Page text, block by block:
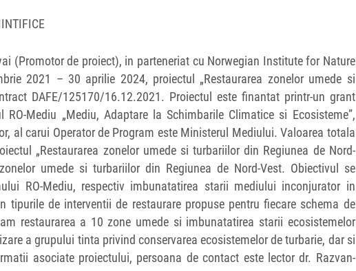
(Promotor de proiect), in parteneriat cu Norwegian Institute for Nature
2021 – 30 aprilie 2024, proiectul „Restaurarea zonelor umede si
DAFE/125170/16.12.2021. Proiectul este finantat printr-un grant
Mediu „Mediu, Adaptare la Schimbarile Climatice si Ecosisteme”,
al carui Operator de Program este Ministerul Mediului. Valoarea totala
„Restaurarea zonelor umede si turbariilor din Regiunea de Nord-
umede si turbariilor din Regiunea de Nord-Vest. Obiectivul se
RO-Mediu, respectiv imbunatatirea starii mediului inconjurator in
tipurile de interventii de restaurare propuse pentru fiecare schema de
restaurarea a 10 zone umede si imbunatatirea starii ecosistemelor
a grupului tinta privind conservarea ecosistemelor de turbarie, dar si
asociate proiectului, persoana de contact este lector dr. Razvan-